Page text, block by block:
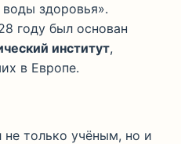
здоровья».
году был основан
институт,
в Европе.
только учёным, но и